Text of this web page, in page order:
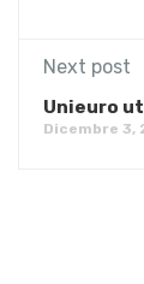
Next post
Unieuro
Dicembre 3,